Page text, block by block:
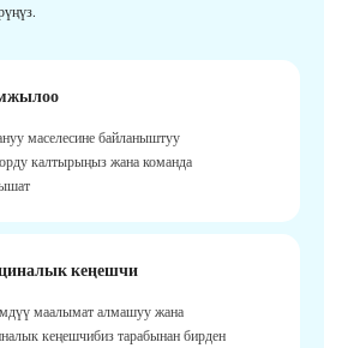
маселесине байланыштуу
калтырыңыз жана команда
кеңешчи
маалымат алмашуу жана
кеңешчибиз тарабынан бирден